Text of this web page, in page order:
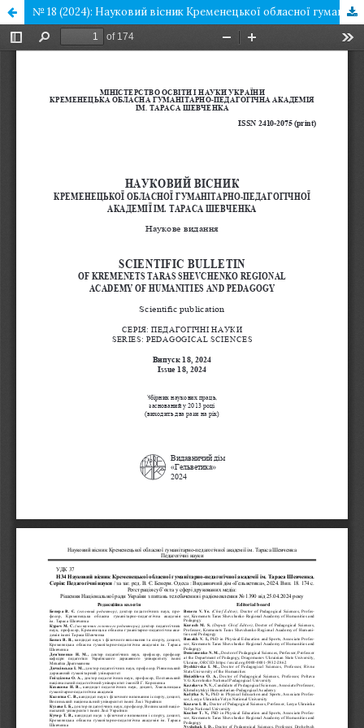
№ 18 (2024): Науковий вісник Кременецької обласної гуманітарно-педагогічної академії ім.Тараса Шевченка